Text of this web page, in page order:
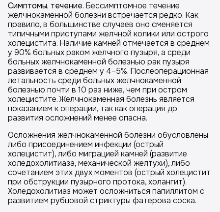
Симптомы, течение. Бессимптомное течение
желчнокаменной болезни встречается редко. Как
правило, в большинстве случаев оно сменяется
типичными приступами желчной колики или острого
холецистита. Наличие камней отмечается в среднем
у 90% больных раком желчного пузыря, а среди
больных желчнокаменной болезнью рак пузыря
развивается в среднем у 4–5%. Послеоперационная
летальность среди больных желчнокаменной
болезнью почти в 10 раз ниже, чем при остром
холецистите. Желчнокаменная болезнь является
показанием к операции, так как операция до
развития осложнений менее опасна.
Осложнения желчнокаменной болезни обусловлены
либо присоединением инфекции (острый
холецистит), либо миграцией камней (развитие
холедохолитиаза, механической желтухи), либо
сочетанием этих двух моментов (острый холецистит
при обструкции пузырного протока, холангит).
Холедохолитиаз может осложниться папиллитом с
развитием рубцовой стриктуры фатерова соска.